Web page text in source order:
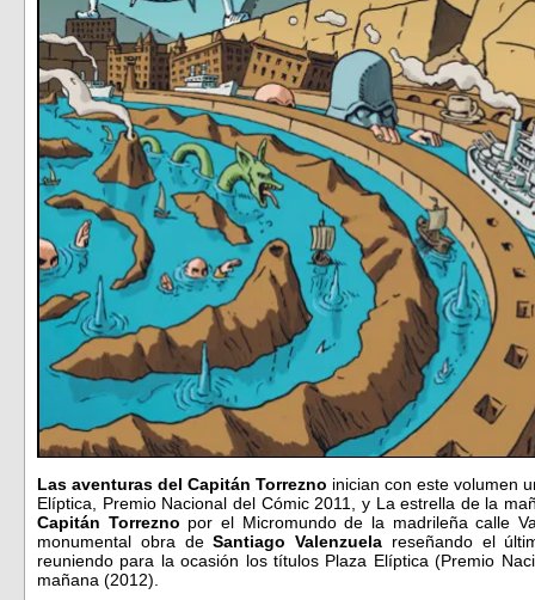
Las aventuras del Capitán Torrezno inician con este volumen
Elíptica, Premio Nacional del Cómic 2011, y La estrella de la
Capitán Torrezno por el Micromundo de la madrileña calle
monumental obra deSantiago Valenzuela reseñando el
reuniendo para la ocasión los títulos Plaza Elíptica (Premio
mañana (2012).